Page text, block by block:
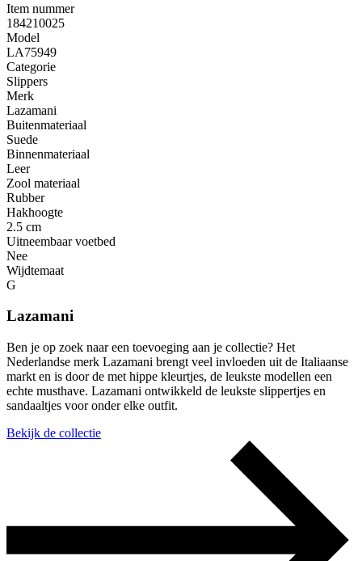
Item nummer
184210025
Model
LA75949
Categorie
Slippers
Merk
Lazamani
Buitenmateriaal
Suede
Binnenmateriaal
Leer
Zool materiaal
Rubber
Hakhoogte
2.5 cm
Uitneembaar voetbed
Nee
Wijdtemaat
G
Lazamani
Ben je op zoek naar een toevoeging aan je collectie? Het
Nederlandse merk Lazamani brengt veel invloeden uit de Italiaanse
markt en is door de met hippe kleurtjes, de leukste modellen een
echte musthave. Lazamani ontwikkeld de leukste slippertjes en
sandaaltjes voor onder elke outfit.
Bekijk de collectie